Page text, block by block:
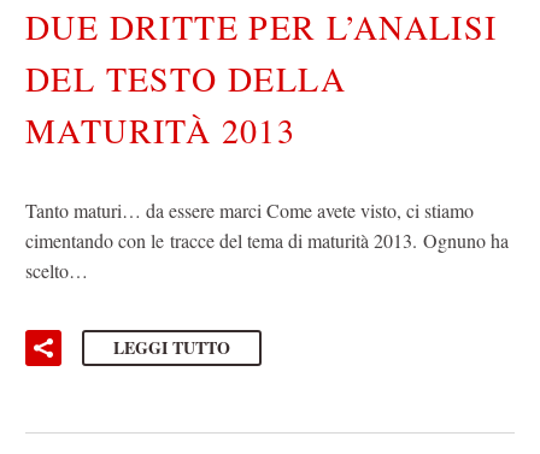
DUE DRITTE PER L’ANALISI
DEL TESTO DELLA
MATURITÀ 2013
Tanto maturi… da essere marci Come avete visto, ci stiamo
cimentando con le tracce del tema di maturità 2013. Ognuno ha
scelto…
LEGGI TUTTO